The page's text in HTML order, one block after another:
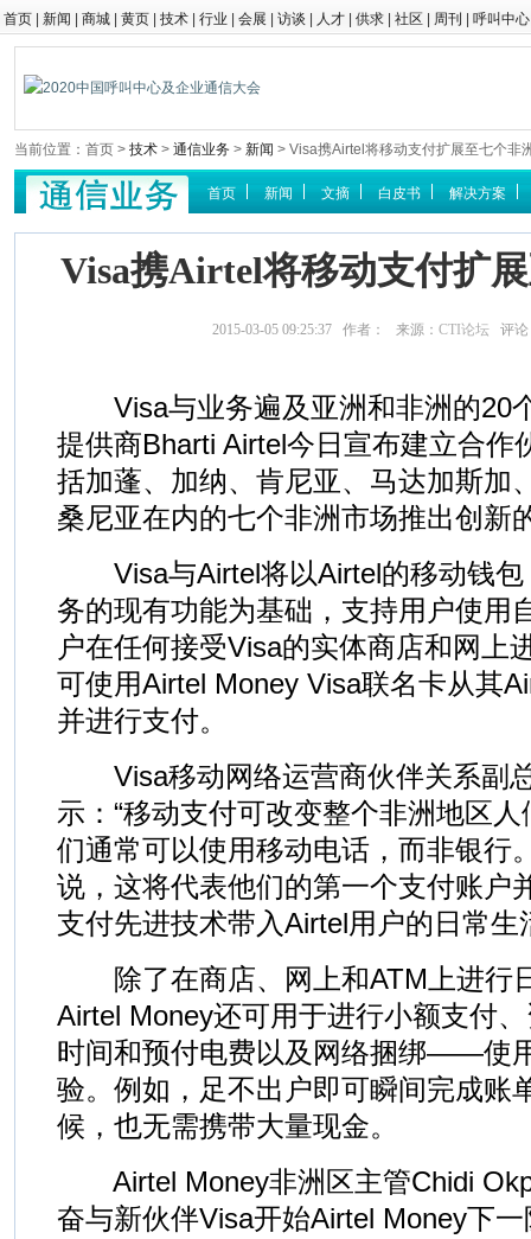
首页 新闻 商城 黄页 技术 行业 会展 访谈 人才 供求 社区 周刊 呼叫中心
当前位置：首页 > 技术 > 通信业务 > 新闻 > Visa携Airtel将移动支付扩展至七个非
首页 新闻 文摘 白皮书 解决方案
Visa携Airtel将移动支付扩
2015-03-05 09:25:37 作者： 来源： CTI论坛 评论
Visa与业务遍及亚洲和非洲的20
提供商Bharti Airtel今日宣布建立合作
括加蓬、加纳、肯尼亚、马达加斯加
桑尼亚在内的七个非洲市场推出创新
Visa与Airtel将以Airtel的移动钱包
务的现有功能为基础，支持用户使用
户在任何接受Visa的实体商店和网上
可使用Airtel Money Visa联名卡从其
并进行支付。
Visa移动网络运营商伙伴关系副
示：“移动支付可改变整个非洲地区
们通常可以使用移动电话，而非银行
说，这将代表他们的第一个支付账户
支付先进技术带入Airtel用户的日常生
除了在商店、网上和ATM上进行
Airtel Money还可用于进行小额支付
时间和预付电费以及网络捆绑——使
验。例如，足不出户即可瞬间完成账
候，也无需携带大量现金。
Airtel Money非洲区主管Chidi
奋与新伙伴Visa开始Airtel Money下